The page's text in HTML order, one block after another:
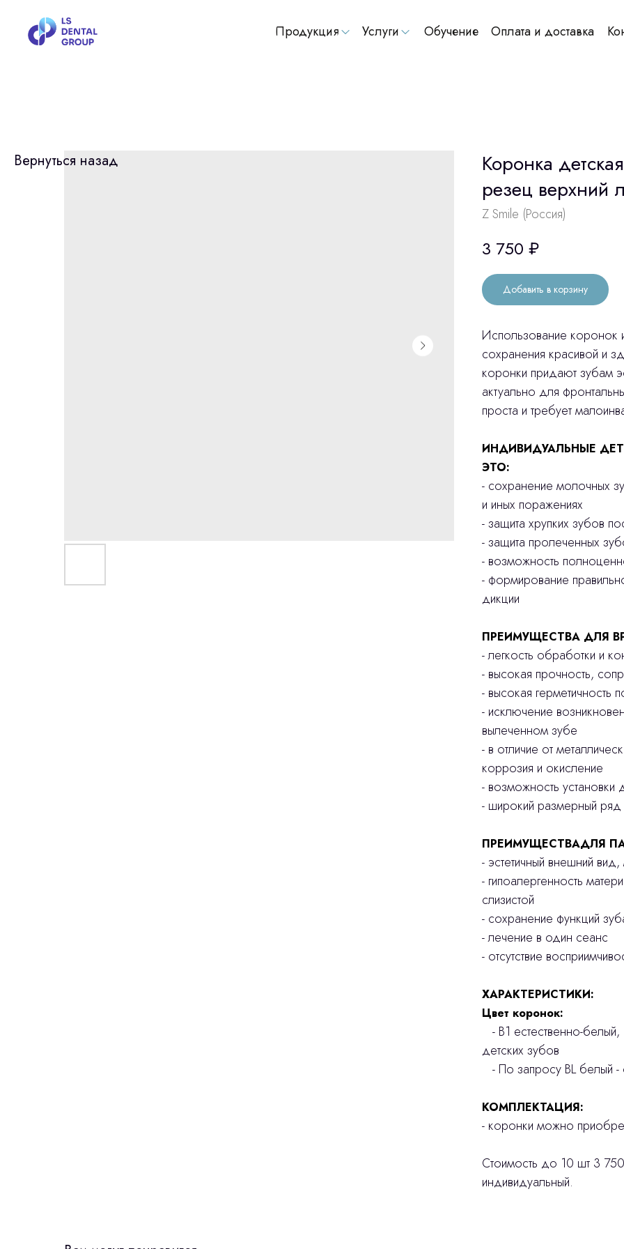
Обучение
Продукция Услуги Оплата и доставка
Вернуться назад
Коронка
резец верхний
Z Smile (Россия)
3 750 ₽
Добавить в корзину
Использование
сохранения красивой и
коронки придают зубам
актуально для
проста и требует
ИНДИВИДУАЛЬНЫЕ
ЭТО:
- сохранение молочных
и иных поражениях
- защита хрупких зубов
- защита пролеченных
- возможность
- формирование
дикции
ПРЕИМУЩЕСТВА ДЛЯ
- легкость обработки и
- высокая прочность,
- высокая герметичность
- исключение
вылеченном зубе
- в отличие от
коррозия и окисление
- возможность установки
- широкий размерный ряд
ПРЕИМУЩЕСТВАДЛЯ
- эстетичный внешний
- гипоалергенность
слизистой
- сохранение функций
- лечение в один сеанс
- отсутствие
ХАРАКТЕРИСТИКИ:
Цвет коронок:
- В1 естественно-
детских зубов
- По запросу BL белый -
КОМПЛЕКТАЦИЯ:
- коронки можно
Стоимость до 10 шт 3
индивидуальный.